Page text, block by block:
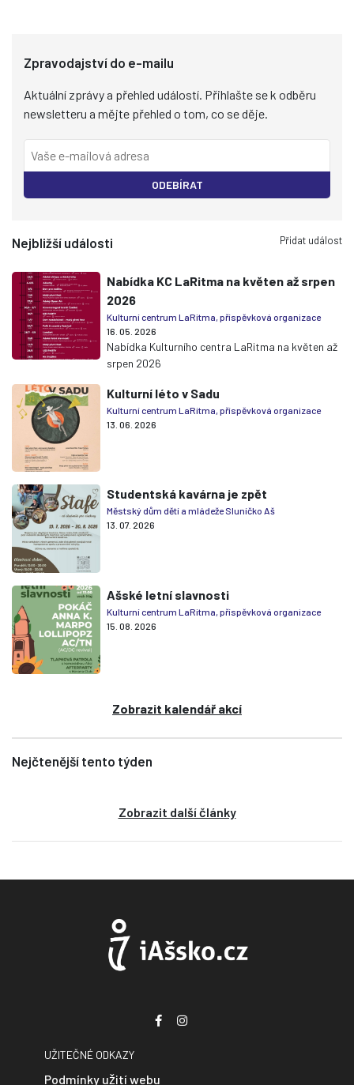
Zpravodajství do e-mailu
Aktuální zprávy a přehled událostí. Přihlašte se k odběru
newsletteru a mějte přehled o tom, co se děje.
ODEBÍRAT
Nejbližší události Přidat událost
Nabídka KC LaRitma na květen až srpen
2026
Kulturní centrum LaRitma, příspěvková organizace
16. 05. 2026
Nabídka Kulturního centra LaRitma na květen až
srpen 2026
Kulturní léto v Sadu
Kulturní centrum LaRitma, příspěvková organizace
13. 06. 2026
Studentská kavárna je zpět
Městský dům dětí a mládeže Sluníčko Aš
13. 07. 2026
Ašské letní slavnosti
Kulturní centrum LaRitma, příspěvková organizace
15. 08. 2026
Zobrazit kalendář akcí
Nejčtenější tento týden
Zobrazit další články
UŽITEČNÉ ODKAZY
Podmínky užití webu